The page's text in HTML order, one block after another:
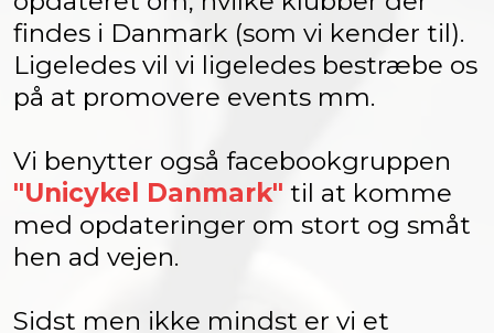
findes i Danmark (som vi kender til).
Ligeledes vil vi ligeledes bestræbe os
på at promovere events mm.
Vi benytter også facebookgruppen
"Unicykel Danmark" til at komme
med opdateringer om stort og småt
hen ad vejen.
Sidst men ikke mindst er vi et